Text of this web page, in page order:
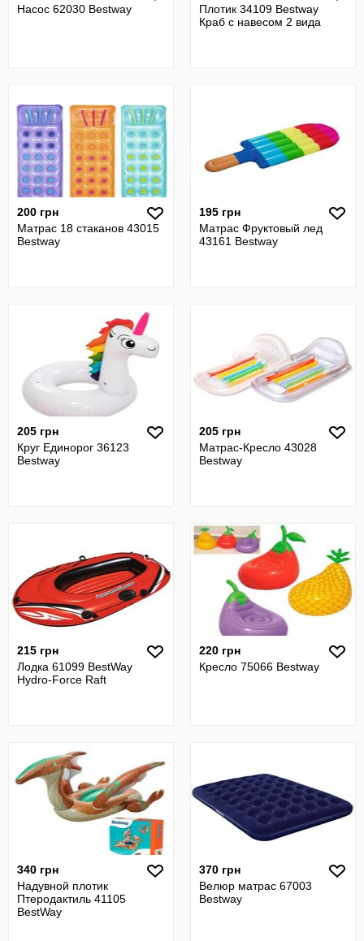
Насос 62030 Bestway
Плотик 34109 Bestway
Краб с навесом 2 вида
200 грн
Матрас 18 стаканов 43015
Bestway
195 грн
Матрас Фруктовый лед
43161 Bestway
205 грн
Круг Единорог 36123
Bestway
205 грн
Матрас-Кресло 43028
Bestway
215 грн
Лодка 61099 BestWay
Hydro-Force Raft
220 грн
Кресло 75066 Bestway
340 грн
Надувной плотик
Птеродактиль 41105
BestWay
370 грн
Велюр матрас 67003
Bestway